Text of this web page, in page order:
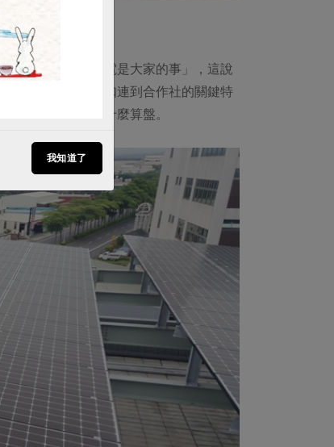
什麼。因為「節電是大家的事」，這說
電除了節能，也扣連到合作社的關鍵特
解每一天打得是什麼算盤。
我知道了